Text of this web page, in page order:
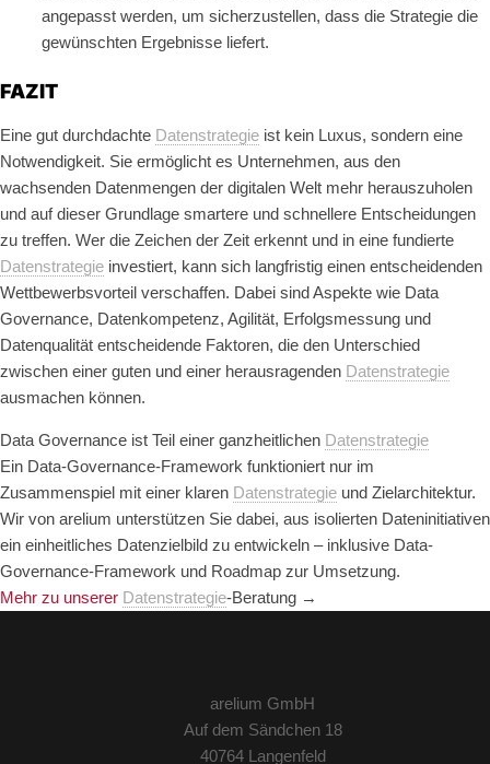
angepasst werden, um sicherzustellen, dass die Strategie die
gewünschten Ergebnisse liefert.
FAZIT
Eine gut durchdachte Datenstrategie ist kein Luxus, sondern eine
Notwendigkeit. Sie ermöglicht es Unternehmen, aus den
wachsenden Datenmengen der digitalen Welt mehr herauszuholen
und auf dieser Grundlage smartere und schnellere Entscheidungen
zu treffen. Wer die Zeichen der Zeit erkennt und in eine fundierte
Datenstrategie investiert, kann sich langfristig einen entscheidenden
Wettbewerbsvorteil verschaffen. Dabei sind Aspekte wie Data
Governance, Datenkompetenz, Agilität, Erfolgsmessung und
Datenqualität entscheidende Faktoren, die den Unterschied
zwischen einer guten und einer herausragenden Datenstrategie
ausmachen können.
Data Governance ist Teil einer ganzheitlichen Datenstrategie
Ein Data-Governance-Framework funktioniert nur im
Zusammenspiel mit einer klaren Datenstrategie und Zielarchitektur.
Wir von arelium unterstützen Sie dabei, aus isolierten Dateninitiativen
ein einheitliches Datenzielbild zu entwickeln – inklusive Data-
Governance-Framework und Roadmap zur Umsetzung.
Mehr zu unserer Datenstrategie-Beratung →
arelium GmbH
Auf dem Sändchen 18
40764 Langenfeld